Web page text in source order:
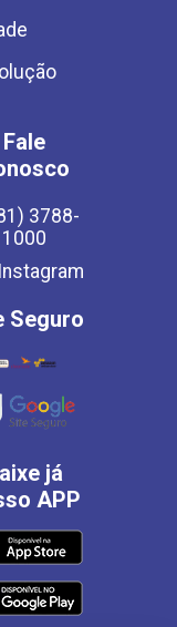
Fale
3788-
1000
Instagram
Seguro
já
APP